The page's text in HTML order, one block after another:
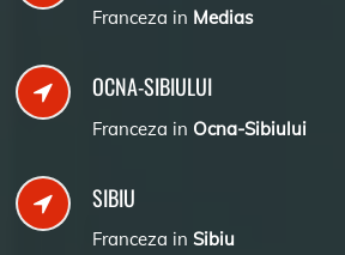
Franceza in Medias
OCNA-SIBIULUI
Franceza in Ocna-Sibiului
SIBIU
Franceza in Sibiu